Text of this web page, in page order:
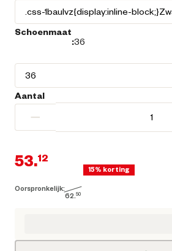
Schoenmaat
:36
Aantal
−
Oorspronkelijk:
62.50
53.12
Huidige prijs
15% korting